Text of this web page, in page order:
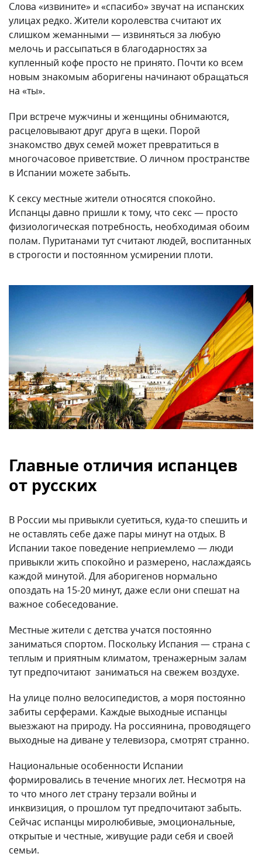
Слова «извините» и «спасибо» звучат на испанских
улицах редко. Жители королевства считают их
слишком жеманными — извиняться за любую
мелочь и рассыпаться в благодарностях за
купленный кофе просто не принято. Почти ко всем
новым знакомым аборигены начинают обращаться
на «ты».
При встрече мужчины и женщины обнимаются,
расцеловывают друг друга в щеки. Порой
знакомство двух семей может превратиться в
многочасовое приветствие. О личном пространстве
в Испании можете забыть.
К сексу местные жители относятся спокойно.
Испанцы давно пришли к тому, что секс — просто
физиологическая потребность, необходимая обоим
полам. Пуританами тут считают людей, воспитанных
в строгости и постоянном усмирении плоти.
Главные отличия испанцев
от русских
В России мы привыкли суетиться, куда-то спешить и
не оставлять себе даже пары минут на отдых. В
Испании такое поведение неприемлемо — люди
привыкли жить спокойно и размерено, наслаждаясь
каждой минутой. Для аборигенов нормально
опоздать на 15-20 минут, даже если они спешат на
важное собеседование.
Местные жители с детства учатся постоянно
заниматься спортом. Поскольку Испания — страна с
теплым и приятным климатом, тренажерным залам
тут предпочитают заниматься на свежем воздухе.
На улице полно велосипедистов, а моря постоянно
забиты серферами. Каждые выходные испанцы
выезжают на природу. На россиянина, проводящего
выходные на диване у телевизора, смотрят странно.
Национальные особенности Испании
формировались в течение многих лет. Несмотря на
то что много лет страну терзали войны и
инквизиция, о прошлом тут предпочитают забыть.
Сейчас испанцы миролюбивые, эмоциональные,
открытые и честные, живущие ради себя и своей
семьи.